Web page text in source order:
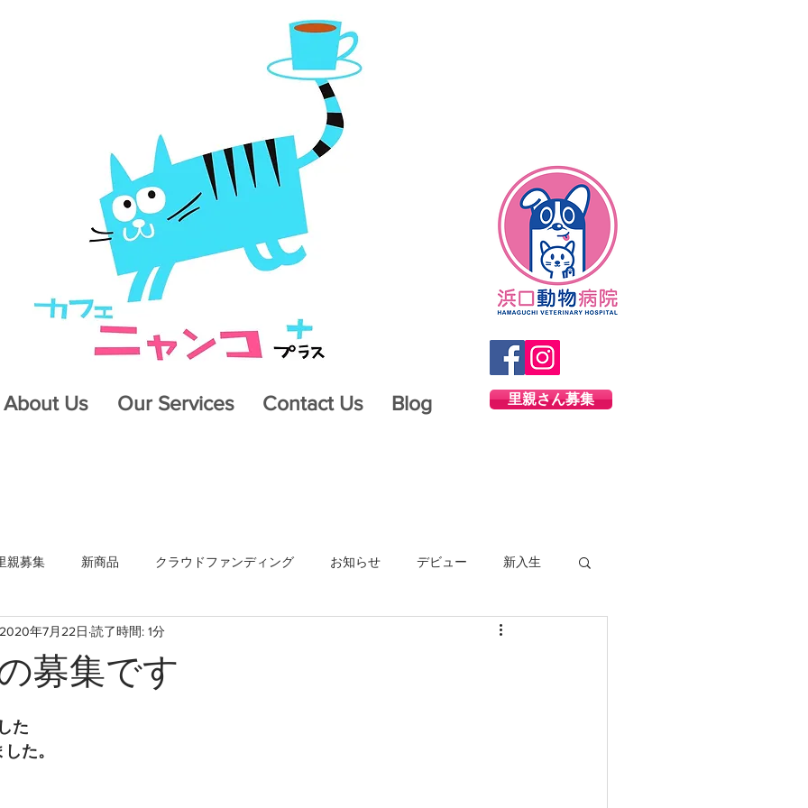
About Us Our Services Contact Us Blog 里親さん募集
親募集 新商品 クラウドファンディング お知らせ デビュー 新入生
募集です
2020年7月22日 読了時間: 1分
た
た。